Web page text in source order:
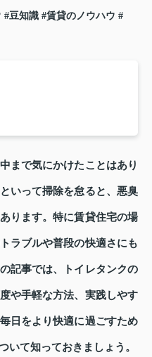
#豆知識 #賃貸のノウハウ #
まで気にかけたことはあり
いって掃除を怠ると、悪臭
ります。特に賃貸住宅の場
ラブルや普段の快適さにも
記事では、トイレタンクの
や手軽な方法、実践しやす
日をより快適に過ごすため
いて知っておきましょう。